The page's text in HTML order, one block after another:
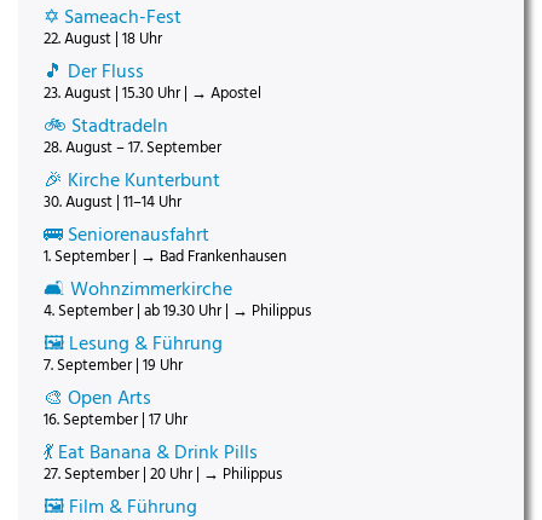
✡️ Sameach-Fest
22. August | 18 Uhr
🎵 Der Fluss
23. August | 15.30 Uhr | → Apostel
🚲 Stadtradeln
28. August – 17. September
🎉 Kirche Kunterbunt
30. August | 11–14 Uhr
🚌 Seniorenausfahrt
1. September | → Bad Frankenhausen
🛋️ Wohnzimmerkirche
4. September | ab 19.30 Uhr | → Philippus
🖼️ Lesung & Führung
7. September | 19 Uhr
🎨 Open Arts
16. September | 17 Uhr
💃 Eat Banana & Drink Pills
27. September | 20 Uhr | → Philippus
🖼️ Film & Führung